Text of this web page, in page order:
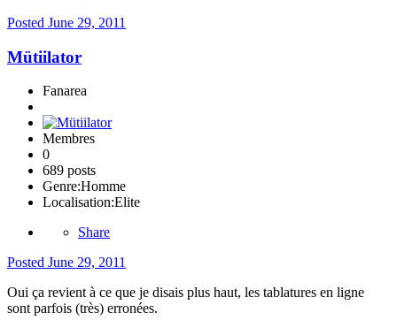
Posted June 29, 2011
Mütiilator
Fanarea
Membres
0
689 posts
Genre:Homme
Localisation:Elite
Share
Posted June 29, 2011
Oui ça revient à ce que je disais plus haut, les tablatures en ligne
sont parfois (très) erronées.